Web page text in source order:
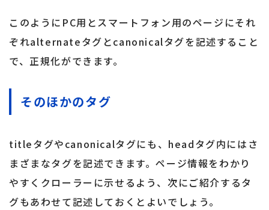
このようにPC用とスマートフォン用のページにそれ
ぞれalternateタグとcanonicalタグを記述すること
で、正規化ができます。
そのほかのタグ
titleタグやcanonicalタグにも、headタグ内にはさ
まざまなタグを記述できます。ページ情報をわかり
やすくクローラーに示せるよう、次にご紹介するタ
グもあわせて記述しておくとよいでしょう。